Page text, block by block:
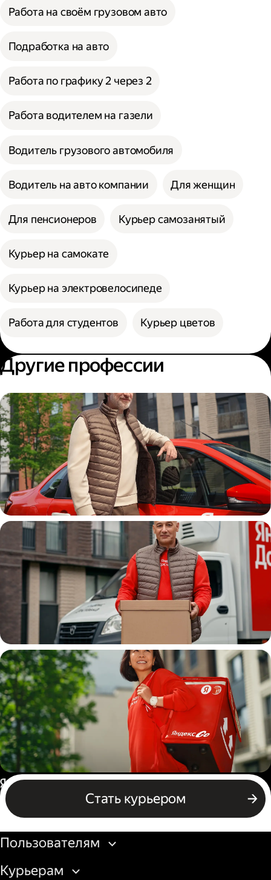
Работа на своём грузовом авто
Подработка на авто
Работа по графику 2 через 2
Работа водителем на газели
Водитель грузового автомобиля
Водитель на авто компании Для женщин
Для пенсионеров Курьер самозанятый
Курьер на самокате
Курьер на электровелосипеде
Работа для студентов Курьер цветов
Другие профессии
Автокурьер
Водитель
грузовой машины
Пеший курьер
Стать курьером
Россия
Бизнесу
Пользователям
Курьерам